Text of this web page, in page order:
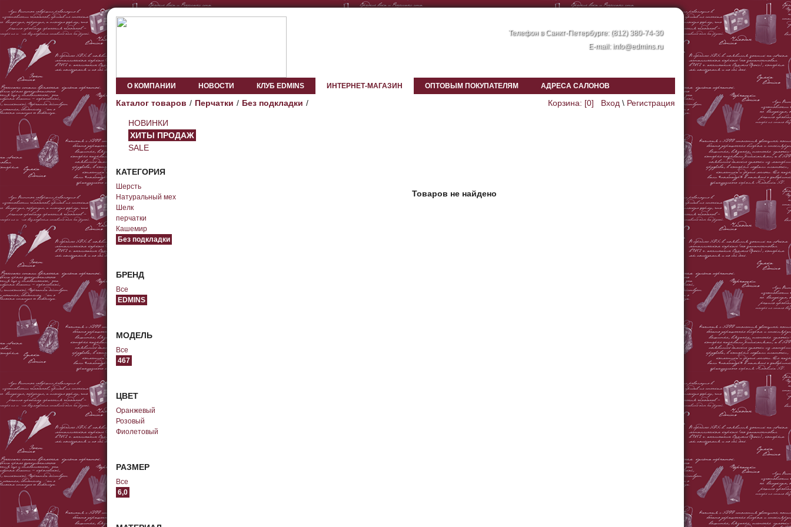
Телефон в Санкт-Петербурге: (812) 380-74-30
E-mail: info@edmins.ru
О КОМПАНИИ НОВОСТИ КЛУБ EDMINS ИНТЕРНЕТ-МАГАЗИН ОПТОВЫМ ПОКУПАТЕЛЯМ АДРЕСА САЛОНОВ
Корзина: [0] Вход \ Регистрация
Каталог товаров Перчатки Без подкладки
НОВИНКИ
ХИТЫ ПРОДАЖ
SALE
КАТЕГОРИЯ
Шерсть
Натуральный мех
Шелк
перчатки
Кашемир
Без подкладки
БРЕНД
Все
EDMINS
МОДЕЛЬ
Все
467
ЦВЕТ
Оранжевый
Розовый
Фиолетовый
РАЗМЕР
Все
6,0
Товаров не найдено